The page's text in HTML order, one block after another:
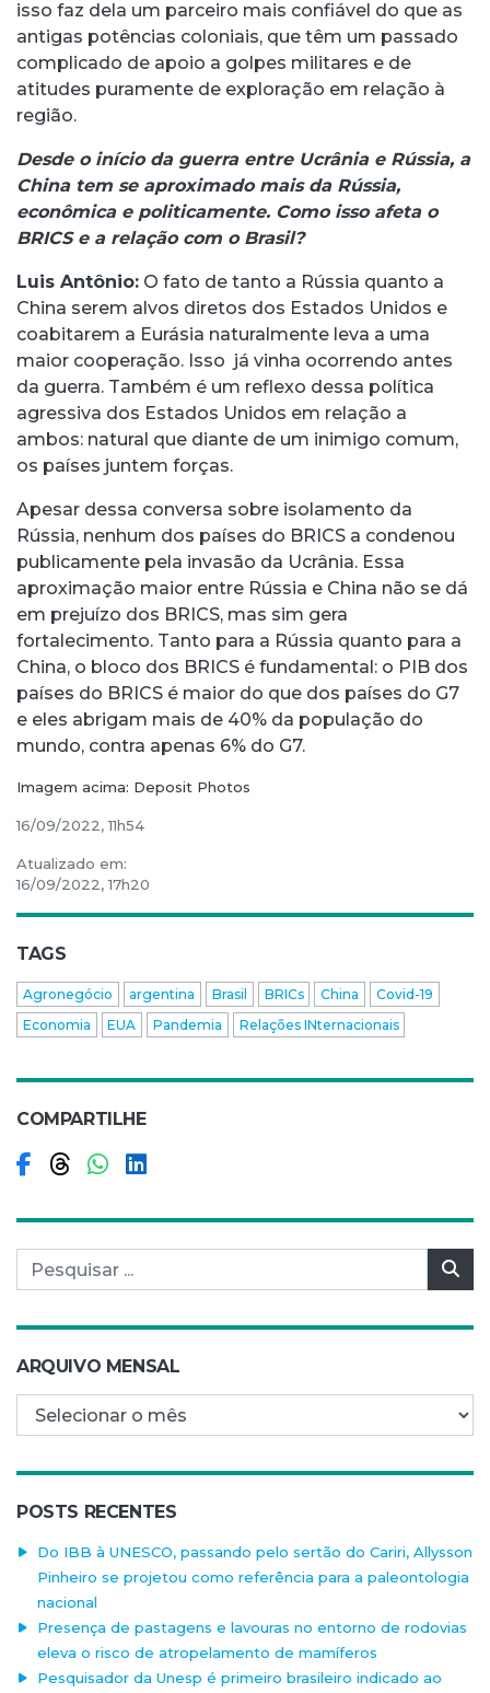
isso faz dela um parceiro mais confiável do que as
antigas potências coloniais, que têm um passado
complicado de apoio a golpes militares e de
atitudes puramente de exploração em relação à
região.
Desde o início da guerra entre Ucrânia e Rússia, a
China tem se aproximado mais da Rússia,
econômica e politicamente. Como isso afeta o
BRICS e a relação com o Brasil?
Luis Antônio: O fato de tanto a Rússia quanto a
China serem alvos diretos dos Estados Unidos e
coabitarem a Eurásia naturalmente leva a uma
maior cooperação. Isso já vinha ocorrendo antes
da guerra. Também é um reflexo dessa política
agressiva dos Estados Unidos em relação a
ambos: natural que diante de um inimigo comum,
os países juntem forças.
Apesar dessa conversa sobre isolamento da
Rússia, nenhum dos países do BRICS a condenou
publicamente pela invasão da Ucrânia. Essa
aproximação maior entre Rússia e China não se dá
em prejuízo dos BRICS, mas sim gera
fortalecimento. Tanto para a Rússia quanto para a
China, o bloco dos BRICS é fundamental: o PIB dos
países do BRICS é maior do que dos países do G7
e eles abrigam mais de 40% da população do
mundo, contra apenas 6% do G7.
Imagem acima: Deposit Photos
16/09/2022, 11h54
Atualizado em:
16/09/2022, 17h20
TAGS
Agronegócio argentina Brasil BRICs China
Covid-19
Economia
EUA Pandemia Relações INternacionais
COMPARTILHE
Compartilhar no Facebook
Compartilhar no Threads
Compartilhar no WhatsApp
Compartilhar no LinkedIn
Pesquisar por:
ARQUIVO MENSAL
Arquivo mensal
POSTS RECENTES
Do IBB à UNESCO, passando pelo sertão do Cariri, Allysson
Pinheiro se projetou como referência para a paleontologia
nacional
Presença de pastagens e lavouras no entorno de rodovias
eleva o risco de atropelamento de mamíferos
Pesquisador da Unesp é primeiro brasileiro indicado ao